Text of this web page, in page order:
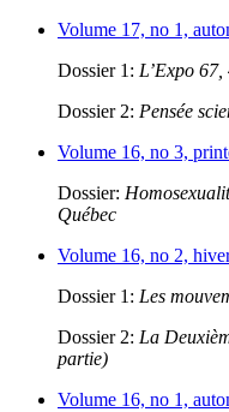
Volume 17, no 1,
Dossier 1: L’Expo
Dossier 2: Pensée
Volume 16, no 3,
Dossier:
Québec
Volume 16, no 2,
Dossier 1: Les
Dossier 2: La
partie)
Volume 16, no 1,